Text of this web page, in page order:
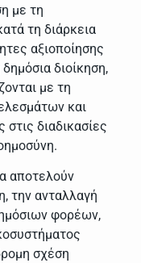
με τη
τη διάρκεια
αξιοποίησης
διοίκηση,
με τη
και
διαδικασίες
αποτελούν
την ανταλλαγή
φορέων,
σχέση